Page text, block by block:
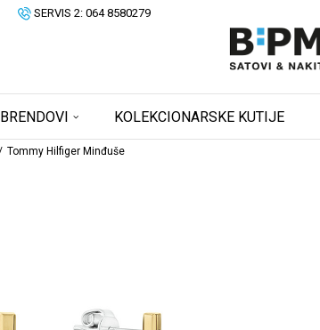
SERVIS 2: 064 8580279
BRENDOVI KOLEKCIONARSKE KUTIJE
Tommy Hilfiger Minđuše